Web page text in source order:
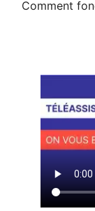
Comment